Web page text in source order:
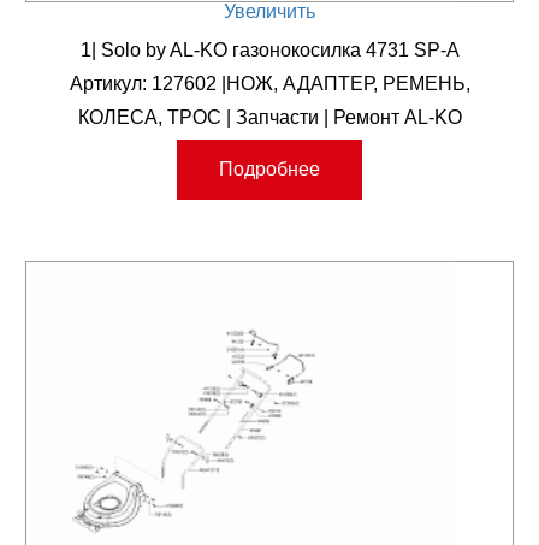
Увеличить
1| Solo by AL-KO газонокосилка 4731 SP-A
Артикул: 127602 |НОЖ, АДАПТЕР, РЕМЕНЬ,
КОЛЕСА, ТРОС | Запчасти | Ремонт AL-KO
Подробнее